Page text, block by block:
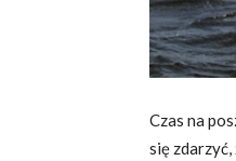
Czas na
się